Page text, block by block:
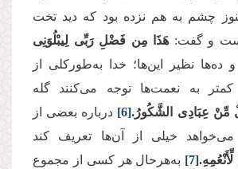
چشم به هم نزده بود که دید تخت
و گفت: هَذَا مِن فَضْلِ رَبِّی لِیبْلُوَنِی
و ده‌ها نظیر این‌ها؛ خدا به‌طورکلی از
به نعمت‌ها توجه می‌کنند گله‌
مِّنْ عِبَادِی الشَّكُورُ.[6] درباره بعضی از
می‌خواهد خیلی از آن‌ها تعریف کند
[7] به‌هرحال هر کسی از مجموع